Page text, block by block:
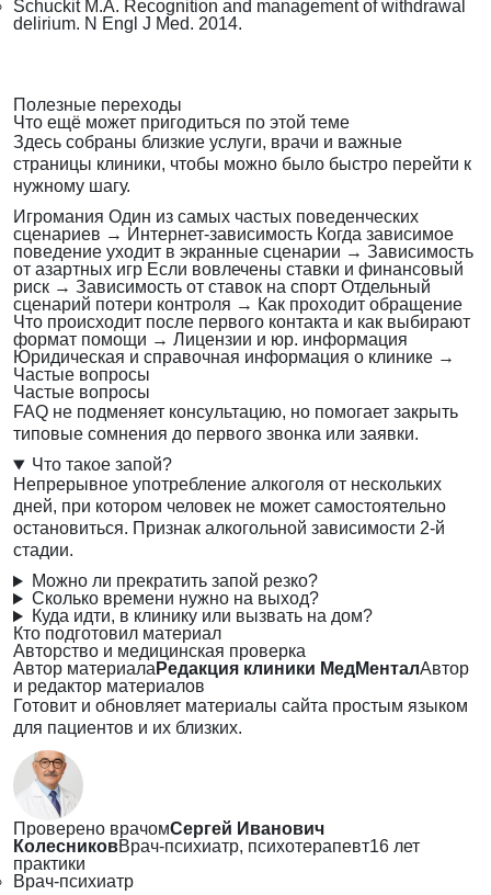
Schuckit M.A. Recognition and management of withdrawal
delirium. N Engl J Med. 2014.
Полезные переходы
Что ещё может пригодиться по этой теме
Здесь собраны близкие услуги, врачи и важные
страницы клиники, чтобы можно было быстро перейти к
нужному шагу.
Игромания Один из самых частых поведенческих
сценариев → Интернет-зависимость Когда зависимое
поведение уходит в экранные сценарии → Зависимость
от азартных игр Если вовлечены ставки и финансовый
риск → Зависимость от ставок на спорт Отдельный
сценарий потери контроля → Как проходит обращение
Что происходит после первого контакта и как выбирают
формат помощи → Лицензии и юр. информация
Юридическая и справочная информация о клинике →
Частые вопросы
Частые вопросы
FAQ не подменяет консультацию, но помогает закрыть
типовые сомнения до первого звонка или заявки.
Что такое запой?
Непрерывное употребление алкоголя от нескольких
дней, при котором человек не может самостоятельно
остановиться. Признак алкогольной зависимости 2-й
стадии.
Можно ли прекратить запой резко?
Сколько времени нужно на выход?
Куда идти, в клинику или вызвать на дом?
Кто подготовил материал
Авторство и медицинская проверка
Автор материала Редакция клиники МедМенталАвтор
и редактор материалов
Готовит и обновляет материалы сайта простым языком
для пациентов и их близких.
Проверено врачомСергей Иванович
КолесниковВрач-психиатр, психотерапевт16 лет
практики
Врач-психиатр